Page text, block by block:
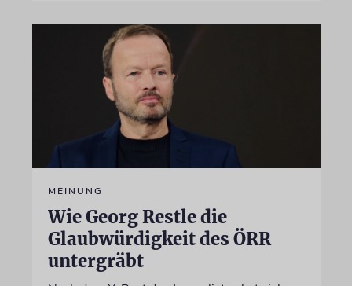
MEINUNG
Wie Georg Restle die
Glaubwürdigkeit des ÖRR
untergräbt